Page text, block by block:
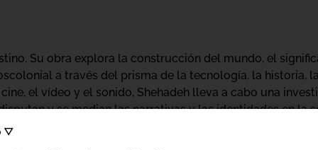
Su obra explora la construcción del mundo, el
a través del prisma de la tecnología, la historia,
el vídeo y el sonido, Shehadeh lleva a cabo una
y se median las narrativas y las identidades en la
de Bellas Artes de Viena. La obra de Shehadeh
instituciones como la 14.ª Bienal del Mercosur (Brasil), el
▽